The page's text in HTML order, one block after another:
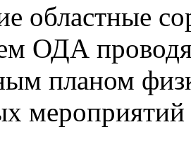
областные
ОДА
планом